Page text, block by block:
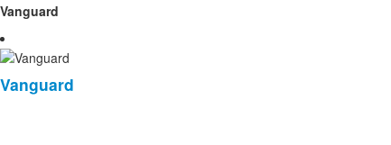
Vanguard
Vanguard